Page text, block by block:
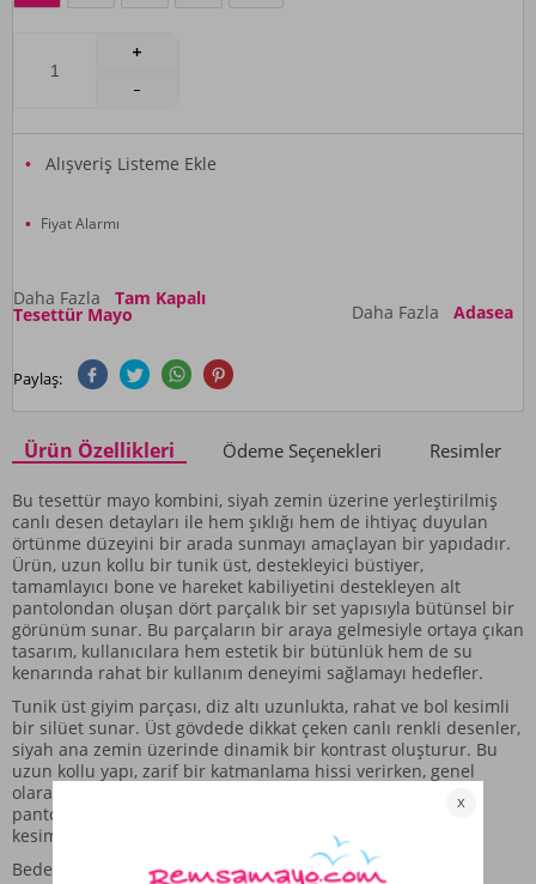
Alışveriş Listeme Ekle
Fiyat Alarmı
Daha Fazla Tam Kapalı
Tesettür Mayo Daha Fazla Adasea
Paylaş:
Ürün Özellikleri Ödeme Seçenekleri Resimler
Bu tesettür mayo kombini, siyah zemin üzerine yerleştirilmiş
canlı desen detayları ile hem şıklığı hem de ihtiyaç duyulan
örtünme düzeyini bir arada sunmayı amaçlayan bir yapıdadır.
Ürün, uzun kollu bir tunik üst, destekleyici büstiyer,
tamamlayıcı bone ve hareket kabiliyetini destekleyen alt
pantolondan oluşan dört parçalık bir set yapısıyla bütünsel bir
görünüm sunar. Bu parçaların bir araya gelmesiyle ortaya çıkan
tasarım, kullanıcılara hem estetik bir bütünlük hem de su
kenarında rahat bir kullanım deneyimi sağlamayı hedefler.
Tunik üst giyim parçası, diz altı uzunlukta, rahat ve bol kesimli
bir silüet sunar. Üst gövdede dikkat çeken canlı renkli desenler,
siyah ana zemin üzerinde dinamik bir kontrast oluşturur. Bu
uzun kollu yapı, zarif bir katmanlama hissi verirken, genel
olarak kapalı bir görünüm sağlar. Alt giyimde kullanılan
pantolon ise, tunikle uyumlu düz siyah renkte olup, rahat
kesimi sayesinde hareket sırasında kısıtlama hissi vermez.
Bedenler S-M-L-XL-2XL şeklindedir.